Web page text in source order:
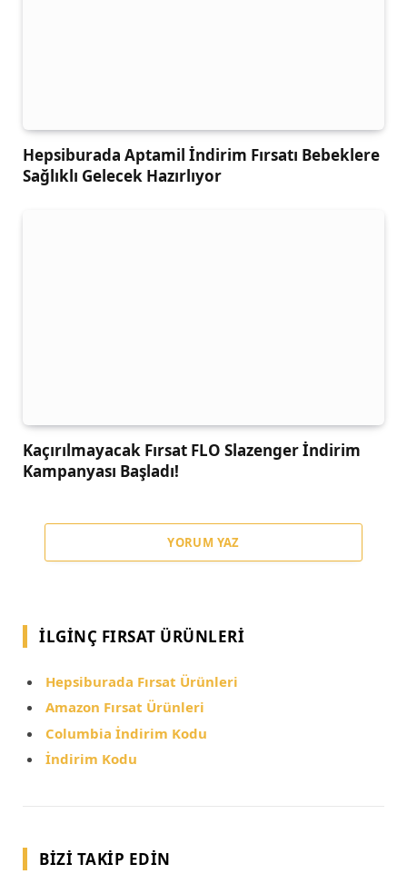
Hepsiburada Aptamil İndirim Fırsatı Bebeklere
Sağlıklı Gelecek Hazırlıyor
Kaçırılmayacak Fırsat FLO Slazenger İndirim
Kampanyası Başladı!
YORUM YAZ
İLGINÇ FIRSAT ÜRÜNLERI
Hepsiburada Fırsat Ürünleri
Amazon Fırsat Ürünleri
Columbia İndirim Kodu
İndirim Kodu
BIZI TAKIP EDIN